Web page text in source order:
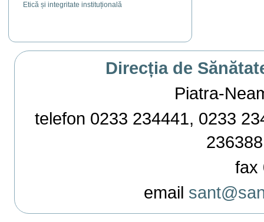
Etică și integritate instituțională
Direcția de
Piatra-
telefon 0233 234441, 0233
fax
email